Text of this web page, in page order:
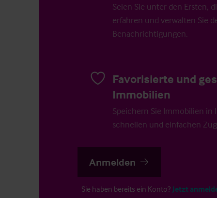
Seien Sie unter den Ersten,
erfahren und verwalten Sie
Benachrichtigungen.
Favorisierte und
Immobilien
Speichern Sie Immobilien in
schnellen und einfachen
Anmelden
Sie haben bereits ein Konto? Jetzt